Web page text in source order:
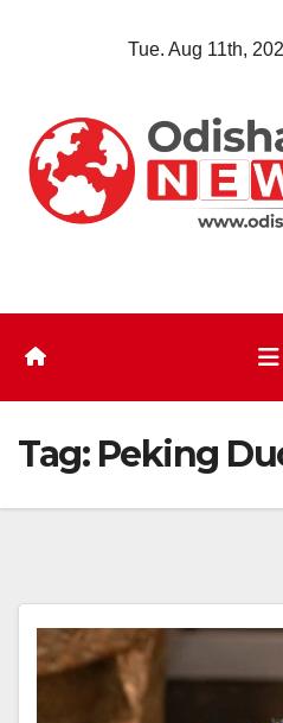
Tue. Aug 11th,
Tag: Peking